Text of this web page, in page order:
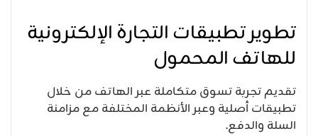
تطوير تطبيقات التجارة الإلكترونية
للهاتف المحمول
تقديم تجربة تسوق متكاملة عبر الهاتف من خلال
تطبيقات أصلية وعبر الأنظمة المختلفة مع مزامنة
السلة والدفع.